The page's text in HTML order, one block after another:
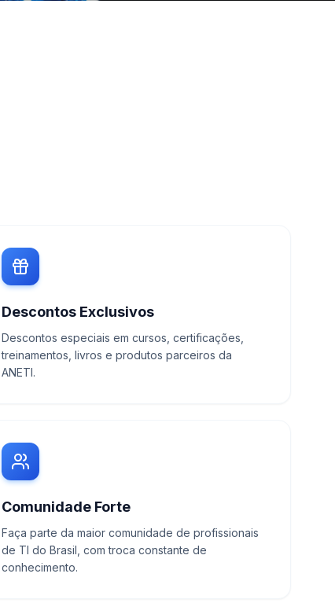
Descontos Exclusivos
Descontos especiais em cursos, certificações,
treinamentos, livros e produtos parceiros da
ANETI.
Comunidade Forte
Faça parte da maior comunidade de profissionais
de TI do Brasil, com troca constante de
conhecimento.